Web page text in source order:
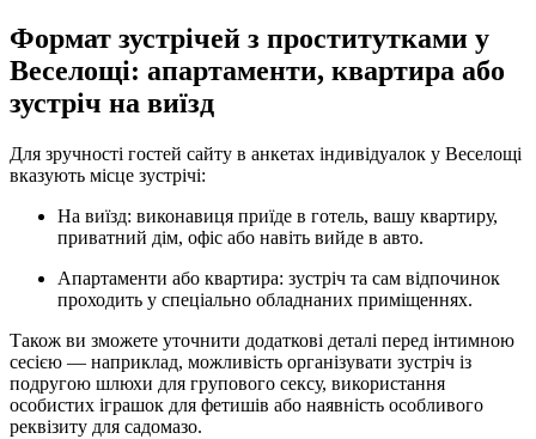
Формат зустрічей з проститутками у
Веселощі: апартаменти, квартира або
зустріч на виїзд
Для зручності гостей сайту в анкетах індивідуалок у Веселощі
вказують місце зустрічі:
На виїзд: виконавиця приїде в готель, вашу квартиру,
приватний дім, офіс або навіть вийде в авто.
Апартаменти або квартира: зустріч та сам відпочинок
проходить у спеціально обладнаних приміщеннях.
Також ви зможете уточнити додаткові деталі перед інтимною
сесією — наприклад, можливість організувати зустріч із
подругою шлюхи для групового сексу, використання
особистих іграшок для фетишів або наявність особливого
реквізиту для садомазо.